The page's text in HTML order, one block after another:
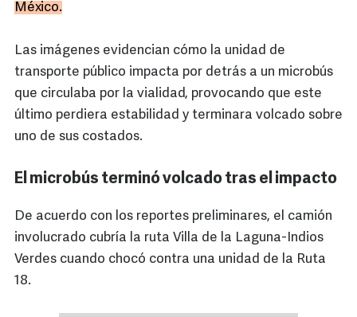
México.
Las imágenes evidencian cómo la unidad de
transporte público impacta por detrás a un microbús
que circulaba por la vialidad, provocando que este
último perdiera estabilidad y terminara volcado sobre
uno de sus costados.
El microbús terminó volcado tras el impacto
De acuerdo con los reportes preliminares, el camión
involucrado cubría la ruta Villa de la Laguna-Indios
Verdes cuando chocó contra una unidad de la Ruta
18.